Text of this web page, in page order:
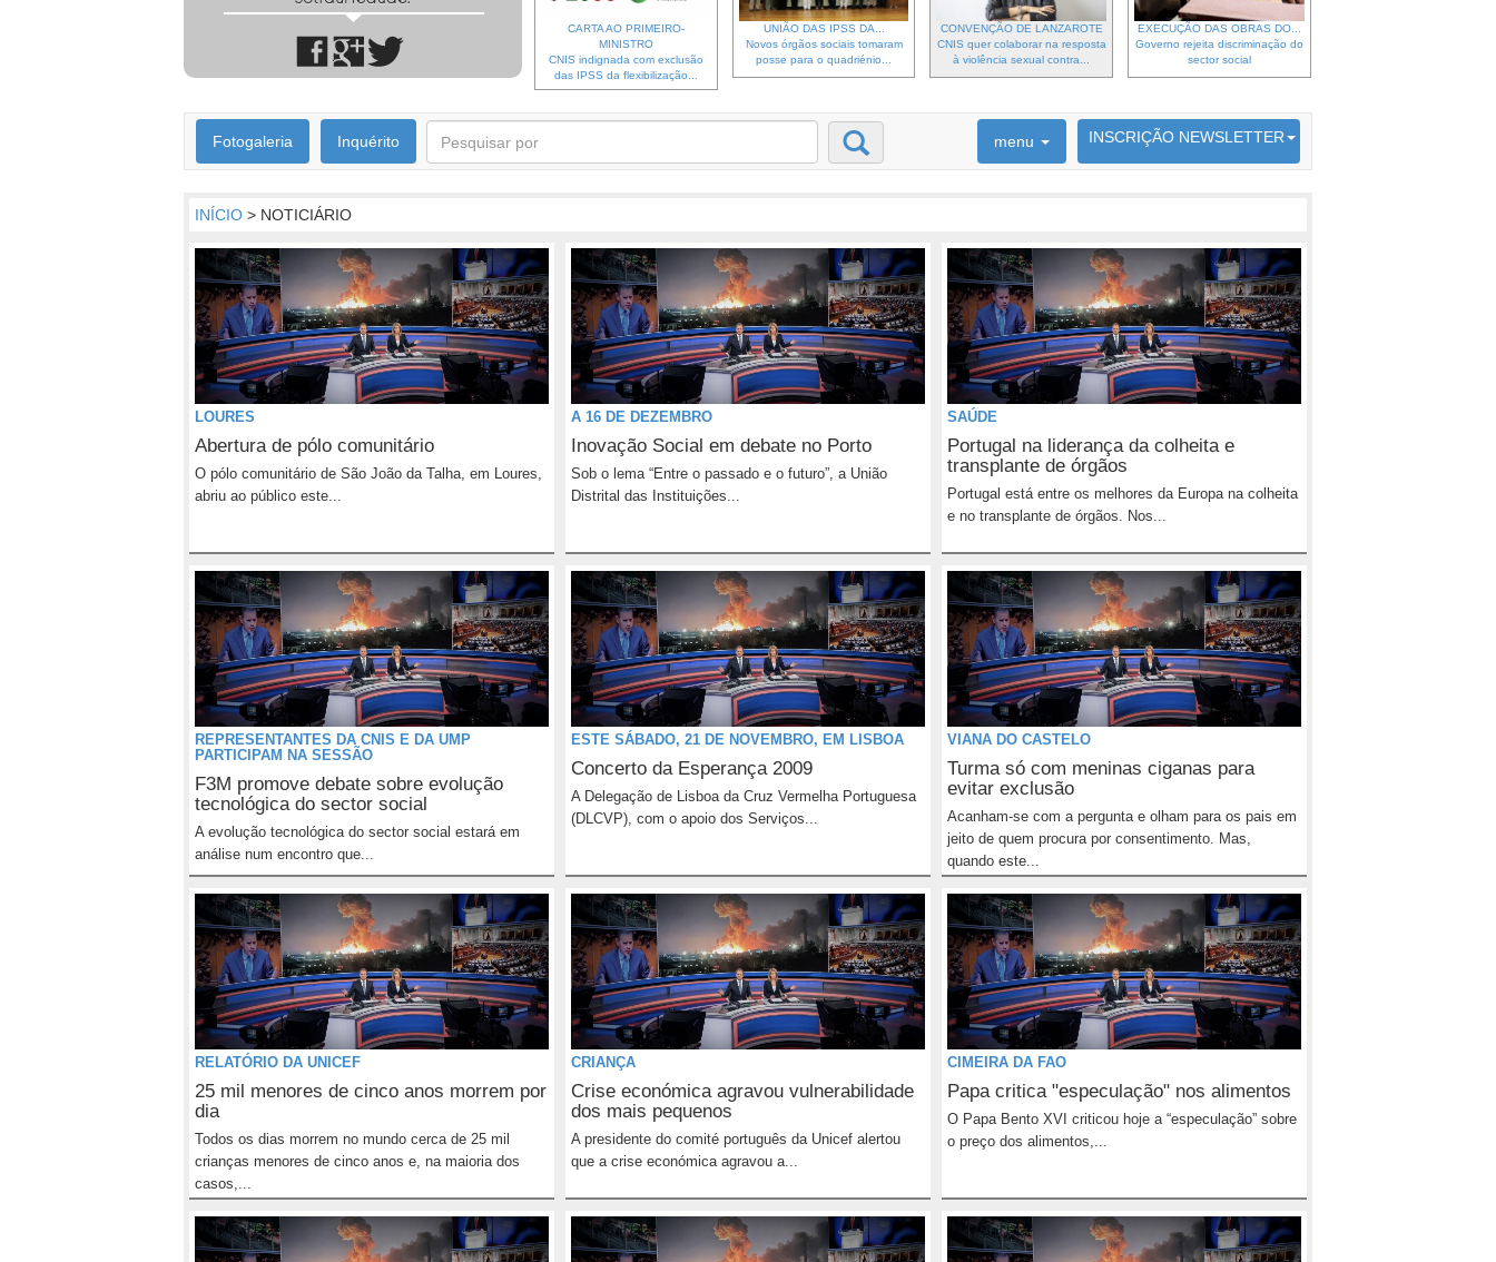
CARTA AO PRIMEIRO-
MINISTRO
CNIS indignada com exclusão
das IPSS da flexibilização...
UNIÃO DAS IPSS DA...
Novos órgãos sociais tomaram
posse para o quadriénio...
CONVENÇÃO DE LANZAROTE
CNIS quer colaborar na resposta
à violência sexual contra...
EXECUÇÃO DAS OBRAS DO...
Governo rejeita discriminação do
sector social
Fotogaleria Inquérito menu INSCRIÇÃO NEWSLETTER
INÍCIO > NOTICIÁRIO
LOURES
Abertura de pólo comunitário
O pólo comunitário de São João da Talha, em Loures,
abriu ao público este...
A 16 DE DEZEMBRO
Inovação Social em debate no Porto
Sob o lema “Entre o passado e o futuro”, a União
Distrital das Instituições...
SAÚDE
Portugal na liderança da colheita e
transplante de órgãos
Portugal está entre os melhores da Europa na colheita
e no transplante de órgãos. Nos...
REPRESENTANTES DA CNIS E DA UMP
PARTICIPAM NA SESSÃO
F3M promove debate sobre evolução
tecnológica do sector social
A evolução tecnológica do sector social estará em
análise num encontro que...
ESTE SÁBADO, 21 DE NOVEMBRO, EM LISBOA
Concerto da Esperança 2009
A Delegação de Lisboa da Cruz Vermelha Portuguesa
(DLCVP), com o apoio dos Serviços...
VIANA DO CASTELO
Turma só com meninas ciganas para
evitar exclusão
Acanham-se com a pergunta e olham para os pais em
jeito de quem procura por consentimento. Mas,
quando este...
RELATÓRIO DA UNICEF
25 mil menores de cinco anos morrem por
dia
Todos os dias morrem no mundo cerca de 25 mil
crianças menores de cinco anos e, na maioria dos
casos,...
CRIANÇA
Crise económica agravou vulnerabilidade
dos mais pequenos
A presidente do comité português da Unicef alertou
que a crise económica agravou a...
CIMEIRA DA FAO
Papa critica "especulação" nos alimentos
O Papa Bento XVI criticou hoje a “especulação” sobre
o preço dos alimentos,...